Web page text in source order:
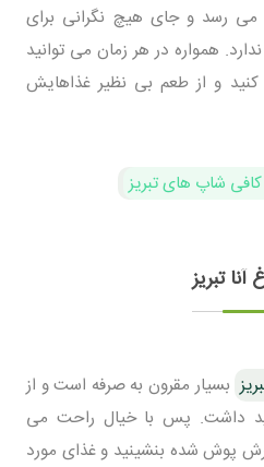
به بیش از 100 نفر می رسد و جای هیچ نگرانی برای
همواره در هر زمان می توانید
کنید و از طعم بی نظیر غذاهایش
شاپ های تبریز
تبریز
بسیار مقرون به صرفه است و از
داشت. پس با خیال راحت می
پوش شده بنشینید و غذای مورد